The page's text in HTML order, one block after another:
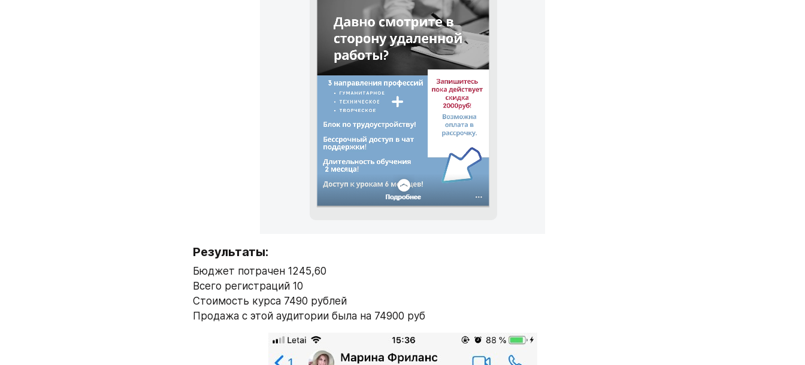
Результаты:
Бюджет потрачен 1245,60
Всего регистраций 10
Стоимость курса 7490 рублей
Продажа с этой аудитории была на 74900 руб